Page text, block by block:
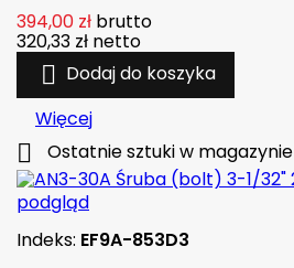
394,00 zł brutto
320,33 zł netto
 Dodaj do koszyka
Więcej
 Ostatnie sztuki w magazynie
podgląd
Indeks: EF9A-853D3